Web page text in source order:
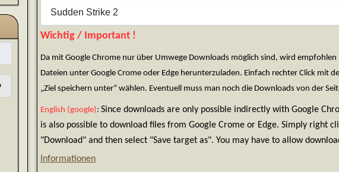
Show Password
Wichtig / Important !
Da mit Google Chrome nur über Umwege Downloads möglich sind, wird
Dateien unter Google Crome oder Edge herunterzuladen. Einfach rechter Click mit
„Ziel speichern unter“ wählen. Eventuell muss man noch die Downloads von der
English (google): Since downloads are only possible indirectly with Google
is also possible to download files from Google Crome or Edge. Simply right
"Download" and then select "Save target as". You may have to allow
Informationen